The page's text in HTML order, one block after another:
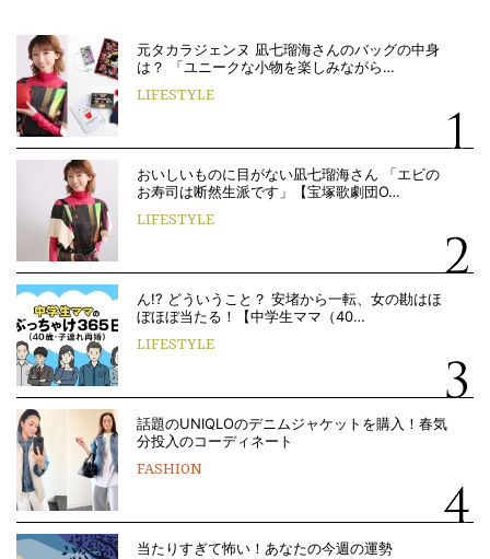
元タカラジェンヌ 凪七瑠海さんのバッグの中身
は？ 「ユニークな小物を楽しみながら…
LIFESTYLE
おいしいものに目がない凪七瑠海さん 「エビの
お寿司は断然生派です」【宝塚歌劇団O…
LIFESTYLE
ん!? どういうこと？ 安堵から一転、女の勘はほ
ぼほぼ当たる！【中学生ママ（40…
LIFESTYLE
話題のUNIQLOのデニムジャケットを購入！春気
分投入のコーディネート
FASHION
当たりすぎて怖い！あなたの今週の運勢